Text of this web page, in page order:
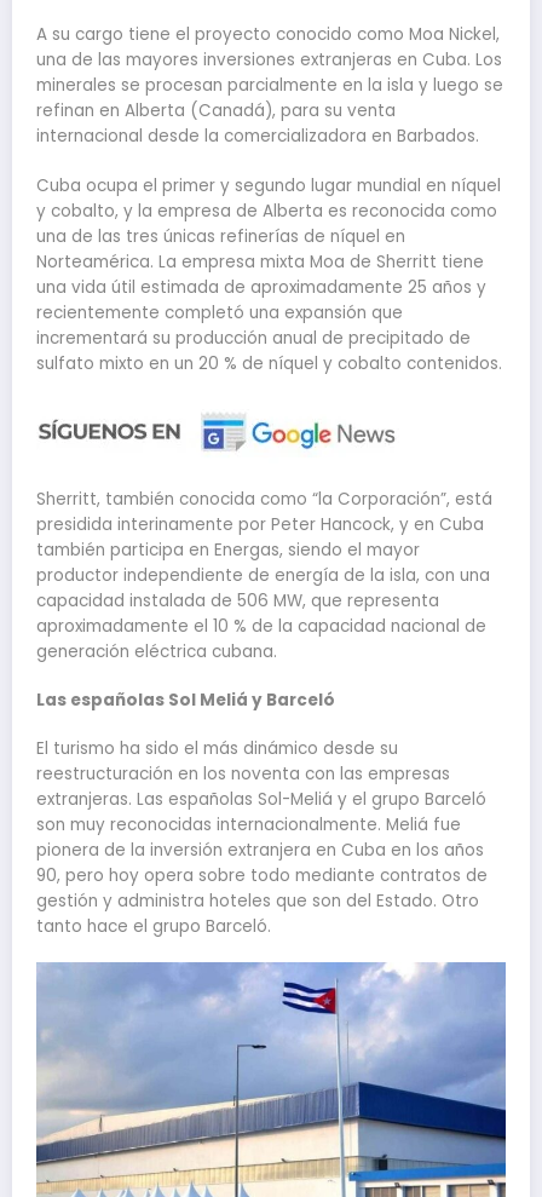
A su cargo tiene el proyecto conocido como Moa Nickel,
una de las mayores inversiones extranjeras en Cuba. Los
minerales se procesan parcialmente en la isla y luego se
refinan en Alberta (Canadá), para su venta
internacional desde la comercializadora en Barbados.
Cuba ocupa el primer y segundo lugar mundial en níquel
y cobalto, y la empresa de Alberta es reconocida como
una de las tres únicas refinerías de níquel en
Norteamérica. La empresa mixta Moa de Sherritt tiene
una vida útil estimada de aproximadamente 25 años y
recientemente completó una expansión que
incrementará su producción anual de precipitado de
sulfato mixto en un 20 % de níquel y cobalto contenidos.
Sherritt, también conocida como “la Corporación”, está
presidida interinamente por Peter Hancock, y en Cuba
también participa en Energas, siendo el mayor
productor independiente de energía de la isla, con una
capacidad instalada de 506 MW, que representa
aproximadamente el 10 % de la capacidad nacional de
generación eléctrica cubana.
Las españolas Sol Meliá y Barceló
El turismo ha sido el más dinámico desde su
reestructuración en los noventa con las empresas
extranjeras. Las españolas Sol-Meliá y el grupo Barceló
son muy reconocidas internacionalmente. Meliá fue
pionera de la inversión extranjera en Cuba en los años
90, pero hoy opera sobre todo mediante contratos de
gestión y administra hoteles que son del Estado. Otro
tanto hace el grupo Barceló.